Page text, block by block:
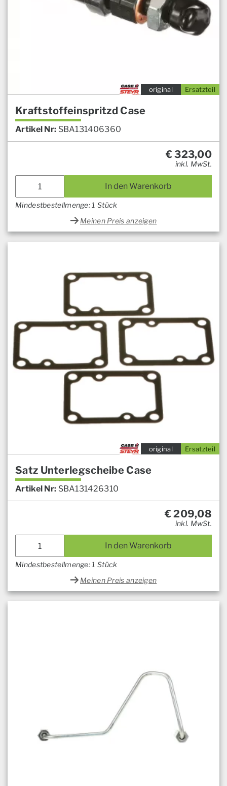
Ersatzteil
original
Kraftstoffeinspritzd Case
Artikel Nr: SBA131406360
€323,00
inkl. MwSt.
In den Warenkorb
Mindestbestellmenge: 1 Stück
Meinen Preis anzeigen
Ersatzteil
original
Satz Unterlegscheibe Case
Artikel Nr: SBA131426310
€209,08
inkl. MwSt.
In den Warenkorb
Mindestbestellmenge: 1 Stück
Meinen Preis anzeigen